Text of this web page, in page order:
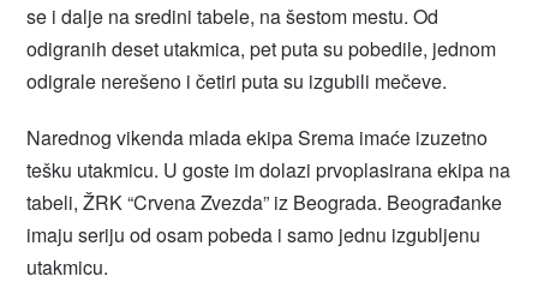
se i dalje na sredini tabele, na šestom mestu. Od
odigranih deset utakmica, pet puta su pobedile, jednom
odigrale nerešeno i četiri puta su izgubili mečeve.
Narednog vikenda mlada ekipa Srema imaće izuzetno
tešku utakmicu. U goste im dolazi prvoplasirana ekipa na
tabeli, ŽRK “Crvena Zvezda” iz Beograda. Beograđanke
imaju seriju od osam pobeda i samo jednu izgubljenu
utakmicu.